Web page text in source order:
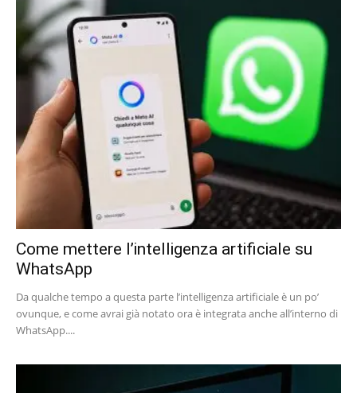
Come mettere l’intelligenza artificiale su
WhatsApp
Da qualche tempo a questa parte l’intelligenza artificiale è un po’
ovunque, e come avrai già notato ora è integrata anche all’interno di
WhatsApp....